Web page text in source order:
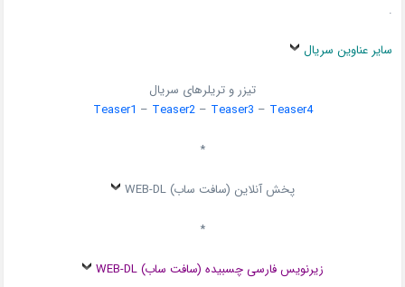
.
سایر عناوین سریال
تیزر و تریلرهای سریال
Teaser1 – Teaser2– Teaser3 – Teaser4
*
پخش آنلاین (سافت ساب) WEB-DL
*
زیرنویس فارسی چسبیده (سافت ساب) WEB-DL